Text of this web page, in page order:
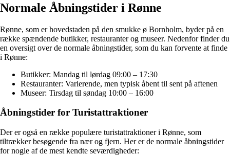
Normale Åbningstider i Rønne
Rønne, som er hovedstaden på den smukke ø Bornholm, byder på en
række spændende butikker, restauranter og museer. Nedenfor finder du
en oversigt over de normale åbningstider, som du kan forvente at finde
i Rønne:
Butikker: Mandag til lørdag 09:00 – 17:30
Restauranter: Varierende, men typisk åbent til sent på aftenen
Museer: Tirsdag til søndag 10:00 – 16:00
Åbningstider for Turistattraktioner
Der er også en række populære turistattraktioner i Rønne, som
tiltrækker besøgende fra nær og fjern. Her er de normale åbningstider
for nogle af de mest kendte seværdigheder: